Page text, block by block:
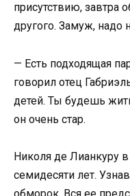
присутствию, завтра
другого. Замуж, надо
— Есть подходящая
говорил отец
детей. Ты будешь
он очень стар.
Николя де Лианкуру
семидесяти лет.